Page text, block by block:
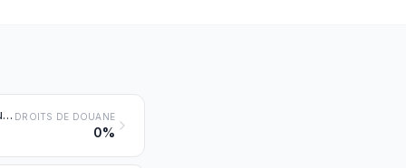
Réacteurs nucléaires; éléments combustibles (cartouches) non irradiés pour réacteurs nucléaires; machines et appareils pour la séparation isotopique DROITS DE DOUANE
0%